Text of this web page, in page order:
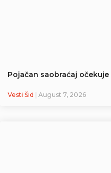
Pojačan saobraćaj
Vesti Šid | August 7, 2026